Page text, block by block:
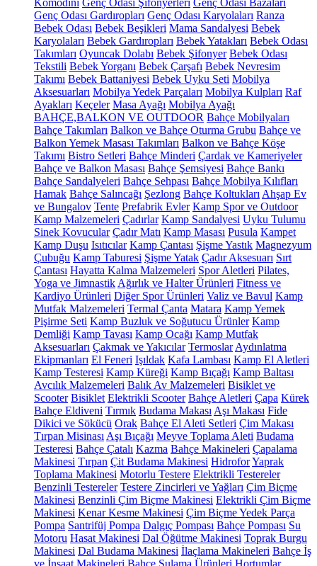
Komodini Genç Odası Şifonyerleri Genç Odası Bazaları
Genç Odası Gardıropları Genç Odası Karyolaları Ranza
Bebek Odası Bebek Beşikleri Mama Sandalyesi Bebek
Karyolaları Bebek Gardıropları Bebek Yatakları Bebek Odası
Takımları Oyuncak Dolabı Bebek Şifonyer Bebek Odası
Tekstili Bebek Yorganı Bebek Çarşafı Bebek Nevresim
Takımı Bebek Battaniyesi Bebek Uyku Seti Mobilya
Aksesuarları Mobilya Yedek Parçaları Mobilya Kulpları Raf
Ayakları Keçeler Masa Ayağı Mobilya Ayağı
BAHÇE,BALKON VE OUTDOOR Bahçe Mobilyaları
Bahçe Takımları Balkon ve Bahçe Oturma Grubu Bahçe ve
Balkon Yemek Masası Takımları Balkon ve Bahçe Köşe
Takımı Bistro Setleri Bahçe Minderi Çardak ve Kameriyeler
Bahçe ve Balkon Masası Bahçe Şemsiyesi Bahçe Bankı
Bahçe Sandalyeleri Bahçe Sehpası Bahçe Mobilya Kılıfları
Hamak Bahçe Salıncağı Şezlong Bahçe Koltukları Ahşap Ev
ve Bungalov Tente Prefabrik Evler Kamp Spor ve Outdoor
Kamp Malzemeleri Çadırlar Kamp Sandalyesi Uyku Tulumu
Sinek Kovucular Çadır Matı Kamp Masası Pusula Kampet
Kamp Duşu Isıtıcılar Kamp Çantası Şişme Yastık Magnezyum
Çubuğu Kamp Taburesi Şişme Yatak Çadır Aksesuarı Sırt
Çantası Hayatta Kalma Malzemeleri Spor Aletleri Pilates,
Yoga ve Jimnastik Ağırlık ve Halter Ürünleri Fitness ve
Kardiyo Ürünleri Diğer Spor Ürünleri Valiz ve Bavul Kamp
Mutfak Malzemeleri Termal Çanta Matara Kamp Yemek
Pişirme Seti Kamp Buzluk ve Soğutucu Ürünler Kamp
Demliği Kamp Tavası Kamp Ocağı Kamp Mutfak
Aksesuarları Çakmak ve Yakıcılar Termoslar Aydınlatma
Ekipmanları El Feneri Işıldak Kafa Lambası Kamp El Aletleri
Kamp Testeresi Kamp Küreği Kamp Bıçağı Kamp Baltası
Avcılık Malzemeleri Balık Av Malzemeleri Bisiklet ve
Scooter Bisiklet Elektrikli Scooter Bahçe Aletleri Çapa Kürek
Bahçe Eldiveni Tırmık Budama Makası Aşı Makası Fide
Dikici ve Sökücü Orak Bahçe El Aleti Setleri Çim Makası
Tırpan Misinası Aşı Bıçağı Meyve Toplama Aleti Budama
Testeresi Bahçe Çatalı Kazma Bahçe Makineleri Çapalama
Makinesi Tırpan Çit Budama Makinesi HidroforYaprak
Toplama Makinesi Motorlu Testere Elektrikli Testereler
Benzinli Testereler Testere Zincirleri ve Yağları Çim Biçme
Makinesi Benzinli Çim Biçme Makinesi Elektrikli Çim Biçme
Makinesi Kenar Kesme Makinesi Çim Biçme Yedek Parça
Pompa Santrifüj Pompa Dalgıç Pompası Bahçe Pompası Su
Motoru Hasat Makinesi Dal Öğütme Makinesi Toprak Burgu
Makinesi Dal Budama Makinesi İlaçlama Makineleri Bahçe İş
ve İnşaat Makineleri Bahçe Sulama Ürünleri Hortumlar